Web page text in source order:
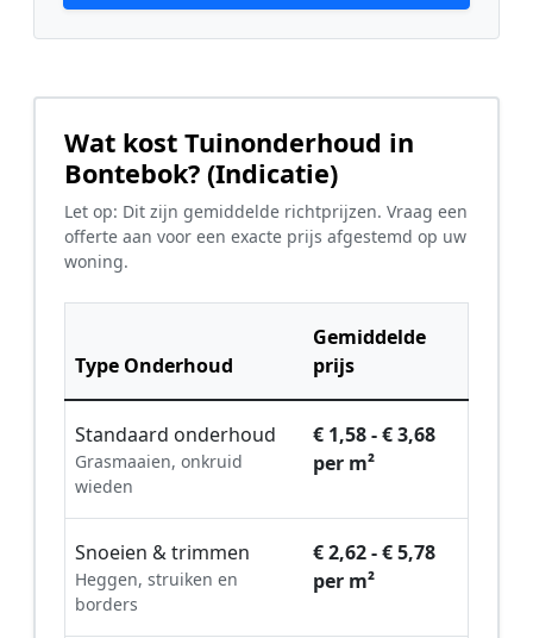
Wat kost Tuinonderhoud in
Bontebok? (Indicatie)
Let op: Dit zijn gemiddelde richtprijzen. Vraag een
offerte aan voor een exacte prijs afgestemd op uw
woning.
Type Onderhoud
Gemiddelde
prijs
Standaard onderhoud
Grasmaaien, onkruid
wieden
€ 1,58 - € 3,68
per m²
Snoeien & trimmen
Heggen, struiken en
borders
€ 2,62 - € 5,78
per m²